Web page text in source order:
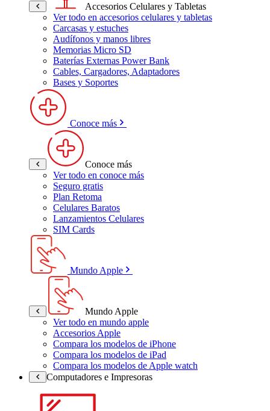
Accesorios Celulares y Tabletas
Ver todo en accesorios celulares y tabletas
Carcasas y estuches
Audífonos y manos libres
Memorias Micro SD
Baterías Externas Power Bank
Cables, Cargadores, Adaptadores
Bases y Soportes
Conoce más
Conoce más
Ver todo en conoce más
Seguro gratis
Plan Retoma
Celulares Baratos
Lanzamientos Celulares
SIM Cards
Mundo Apple
Mundo Apple
Ver todo en mundo apple
Accesorios Apple
Compara los modelos de iPhone
Compara los modelos de iPad
Compara los modelos de Apple watch
Computadores e Impresoras